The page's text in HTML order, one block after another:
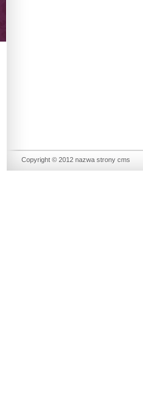
Copyright © 2012 nazwa strony cms